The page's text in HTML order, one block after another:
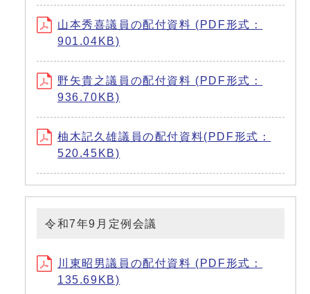
山本秀喜議員の配付資料 (PDF形式：
901.04KB)
野矢貴之議員の配付資料 (PDF形式：
936.70KB)
柚木記久雄議員の配付資料(PDF形式：
520.45KB)
令和7年9月定例会議
川東昭男議員の配付資料 (PDF形式：
135.69KB)